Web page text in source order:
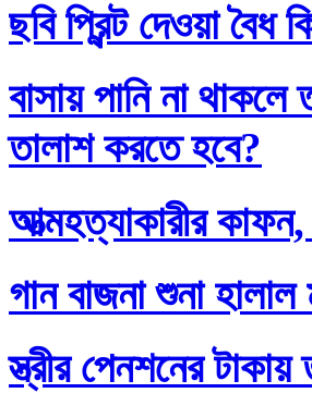
ছবি প্রিন্ট দেওয়া বৈধ
বাসায় পানি না
তালাশ করতে হবে?
আত্মহত্যাকারীর
গান বাজনা শুনা
স্ত্রীর পেনশনের